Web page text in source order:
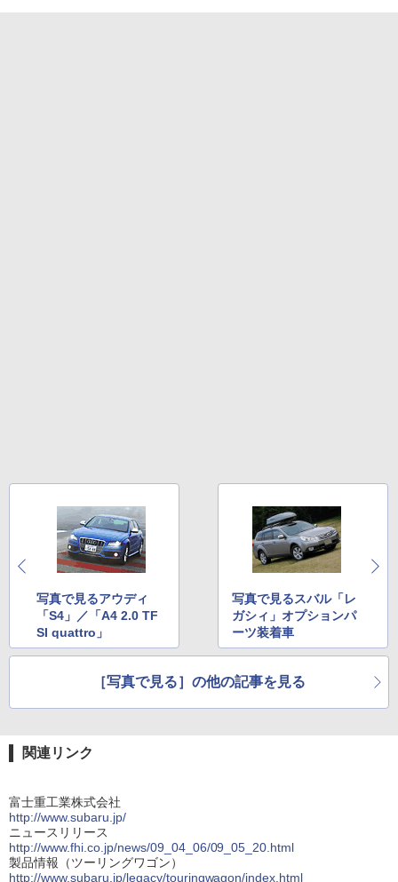
写真で見るアウディ
「S4」／「A4 2.0 TF
SI quattro」
写真で見るスバル「レ
ガシィ」オプションパ
ーツ装着車
［写真で見る］の他の記事を見る
関連リンク
富士重工業株式会社
http://www.subaru.jp/
ニュースリリース
http://www.fhi.co.jp/news/09_04_06/09_05_20.html
製品情報（ツーリングワゴン）
http://www.subaru.jp/legacy/touringwagon/index.html